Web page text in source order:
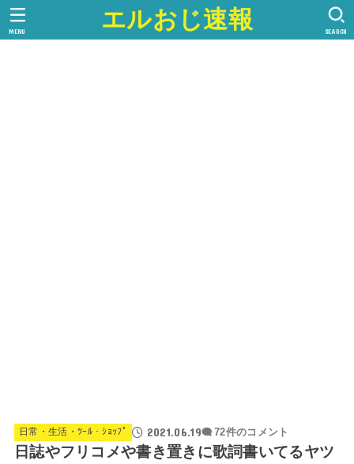
エルおじ速報 SEARCH
MENU
日常・生活・ﾂｰﾙ・ｼｮｯﾌﾟ 2021.06.19 72件のコメント
日誌やフリコメや書き置きに歌詞書いてるヤツ